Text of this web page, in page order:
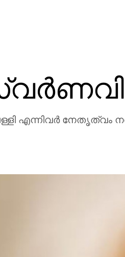
എന്നിവർ നേതൃത്വം